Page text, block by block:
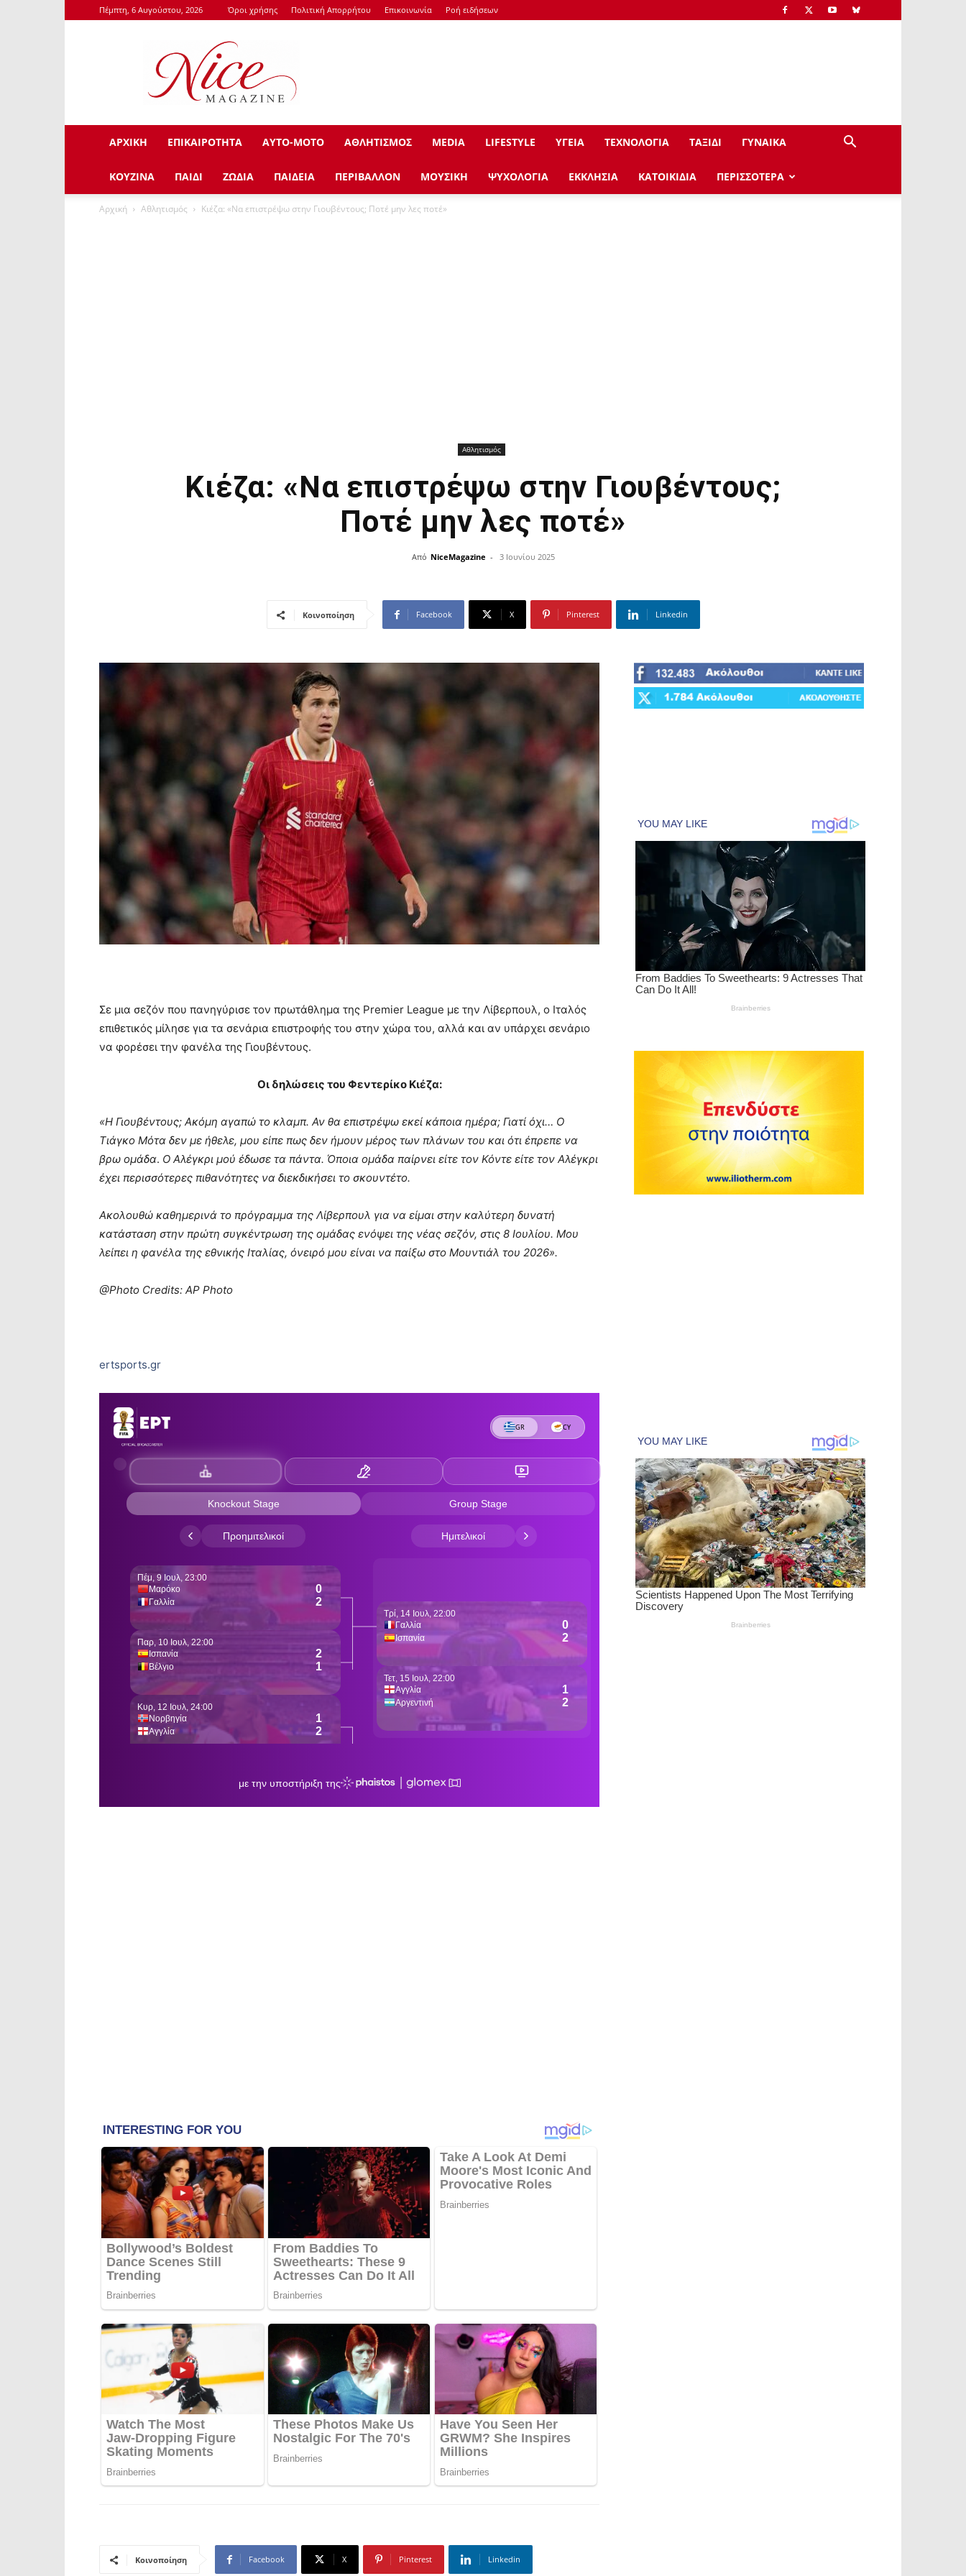
Πέμπτη, 6 Αυγούστου, 2026 Όροι χρήσης Πολιτική Απορρήτου Επικοινωνία Ροή ειδήσεων
NiceMagazine.Gr
ΑΡΧΙΚΗ ΕΠΙΚΑΙΡΟΤΗΤΑ ΑΥΤΟ-ΜΟΤΟ ΑΘΛΗΤΙΣΜΟΣ ΜEDIA LIFESTYLE ΥΓΕΙΑ ΤΕΧΝΟΛΟΓΙΑ ΤΑΞΙΔΙ ΓΥΝΑΙΚΑ
ΚΟΥΖΙΝΑ ΠΑΙΔΙ ΖΩΔΙΑ ΠΑΙΔΕΙΑ ΠΕΡΙΒΑΛΛΟΝ ΜΟΥΣΙΚΗ ΨΥΧΟΛΟΓΙΑ ΕΚΚΛΗΣΙΑ ΚΑΤΟΙΚΙΔΙΑ ΠΕΡΙΣΣΟΤΕΡΑ
Αρχική Αθλητισμός Κιέζα: «Να επιστρέψω στην Γιουβέντους; Ποτέ μην λες ποτέ»
Αθλητισμός
Κιέζα: «Να επιστρέψω στην Γιουβέντους;
Ποτέ μην λες ποτέ»
Από NiceMagazine - 3 Ιουνίου 2025
Κοινοποίηση Facebook X Pinterest Linkedin
Σε μια σεζόν που πανηγύρισε τον πρωτάθλημα της Premier League με την Λίβερπουλ, ο Ιταλός
επιθετικός μίλησε για τα σενάρια επιστροφής του στην χώρα του, αλλά και αν υπάρχει σενάριο
να φορέσει την φανέλα της Γιουβέντους.
Οι δηλώσεις του Φεντερίκο Κιέζα:
«Η Γιουβέντους; Ακόμη αγαπώ το κλαμπ. Αν θα επιστρέψω εκεί κάποια ημέρα; Γιατί όχι… Ο
Τιάγκο Μότα δεν με ήθελε, μου είπε πως δεν ήμουν μέρος των πλάνων του και ότι έπρεπε να
βρω ομάδα. Ο Αλέγκρι μού έδωσε τα πάντα. Όποια ομάδα παίρνει είτε τον Κόντε είτε τον Αλέγκρι
έχει περισσότερες πιθανότητες να διεκδικήσει το σκουντέτο.
Ακολουθώ καθημερινά το πρόγραμμα της Λίβερπουλ για να είμαι στην καλύτερη δυνατή
κατάσταση στην πρώτη συγκέντρωση της ομάδας ενόψει της νέας σεζόν, στις 8 Ιουλίου. Μου
λείπει η φανέλα της εθνικής Ιταλίας, όνειρό μου είναι να παίξω στο Μουντιάλ του 2026».
@Photo Credits: AP Photo
ertsports.gr
Κοινοποίηση Facebook X Pinterest Linkedin